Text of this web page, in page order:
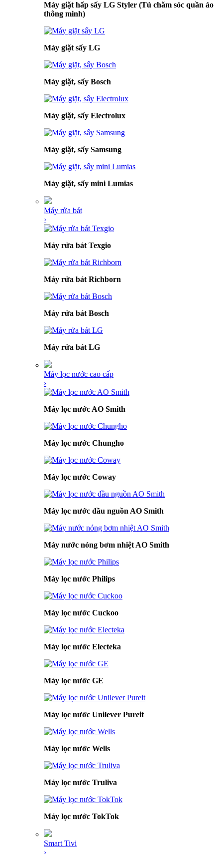
Máy giặt hấp sấy LG Styler (Tủ chăm sóc quần áo
thông minh)
Máy giặt sấy LG
Máy giặt, sấy Bosch
Máy giặt, sấy Electrolux
Máy giặt, sấy Samsung
Máy giặt, sấy mini Lumias
Máy rửa bát
›
Máy rửa bát Texgio
Máy rửa bát Richborn
Máy rửa bát Bosch
Máy rửa bát LG
Máy lọc nước cao cấp
›
Máy lọc nước AO Smith
Máy lọc nước Chungho
Máy lọc nước Coway
Máy lọc nước đầu nguồn AO Smith
Máy nước nóng bơm nhiệt AO Smith
Máy lọc nước Philips
Máy lọc nước Cuckoo
Máy lọc nước Electeka
Máy lọc nước GE
Máy lọc nước Unilever Pureit
Máy lọc nước Wells
Máy lọc nước Truliva
Máy lọc nước TokTok
Smart Tivi
›